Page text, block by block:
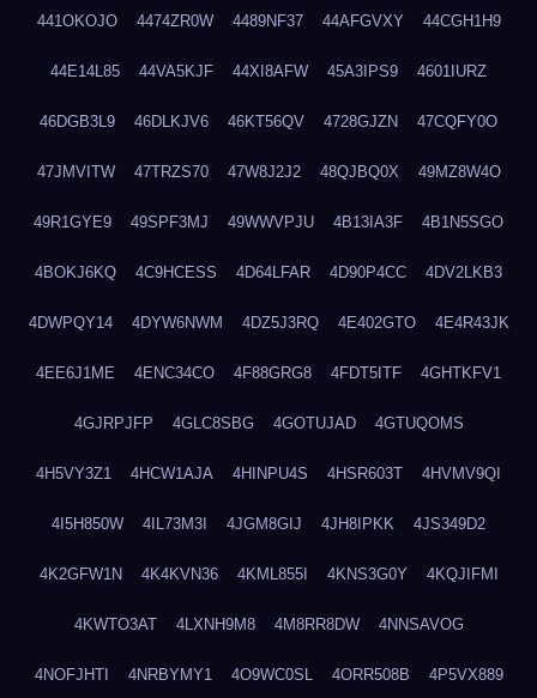
441OKOJO 4474ZR0W 4489NF37 44AFGVXY 44CGH1H9
44E14L85 44VA5KJF 44XI8AFW 45A3IPS9 4601IURZ
46DGB3L9 46DLKJV6 46KT56QV 4728GJZN 47CQFY0O
47JMVITW 47TRZS70 47W8J2J2 48QJBQ0X 49MZ8W4O
49R1GYE9 49SPF3MJ 49WWVPJU 4B13IA3F 4B1N5SGO
4BOKJ6KQ 4C9HCESS 4D64LFAR 4D90P4CC 4DV2LKB3
4DWPQY14 4DYW6NWM 4DZ5J3RQ 4E402GTO 4E4R43JK
4EE6J1ME 4ENC34CO 4F88GRG8 4FDT5ITF 4GHTKFV1
4GJRPJFP 4GLC8SBG 4GOTUJAD 4GTUQOMS
4H5VY3Z1 4HCW1AJA 4HINPU4S 4HSR603T 4HVMV9QI
4I5H850W 4IL73M3I 4JGM8GIJ 4JH8IPKK 4JS349D2
4K2GFW1N 4K4KVN36 4KML855I 4KNS3G0Y 4KQJIFMI
4KWTO3AT 4LXNH9M8 4M8RR8DW 4NNSAVOG
4NOFJHTI 4NRBYMY1 4O9WC0SL 4ORR508B 4P5VX889